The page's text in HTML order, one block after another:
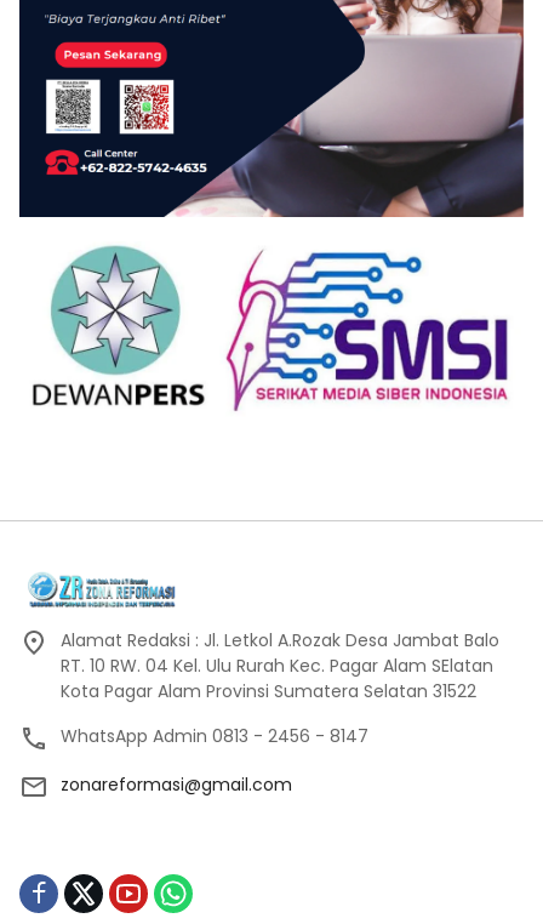
Alamat Redaksi : Jl. Letkol A.Rozak Desa Jambat Balo
RT. 10 RW. 04 Kel. Ulu Rurah Kec. Pagar Alam SElatan
Kota Pagar Alam Provinsi Sumatera Selatan 31522
WhatsApp Admin 0813 - 2456 - 8147
zonareformasi@gmail.com